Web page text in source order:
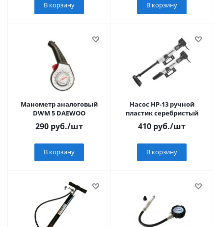
В корзину В корзину
Манометр аналоговый
DWM 5 DAEWOO
290 руб./шт
В корзину
Насос НР-13 ручной
пластик серебристый
410 руб./шт
В корзину